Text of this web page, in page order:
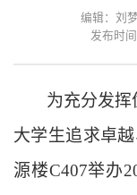
编辑：刘
发布时
为充分发
大学生追求卓
源楼C407举办